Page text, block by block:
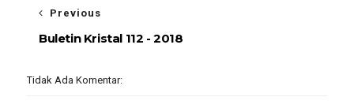
Previous
Buletin Kristal 112 - 2018
Tidak Ada Komentar: